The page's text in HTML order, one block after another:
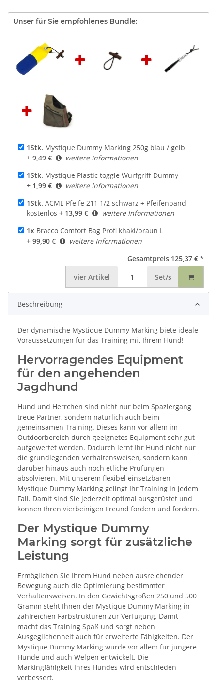
Unser für Sie empfohlenes Bundle:
1Stk. Mystique Dummy Marking 250g blau / gelb
+ 9,49 €
weitere Informationen
1Stk. Mystique Plastic toggle Wurfgriff Dummy
+ 1,99 €
weitere Informationen
1Stk. ACME Pfeife 211 1/2 schwarz + Pfeifenband
kostenlos + 13,99 €
weitere Informationen
1x Bracco Comfort Bag Profi khaki/braun L
+ 99,90 €
weitere Informationen
Gesamtpreis 125,37 € *
vier Artikel Set/s
Beschreibung
Der dynamische Mystique Dummy Marking biete ideale
Voraussetzungen für das Training mit Ihrem Hund!
Hervorragendes Equipment
für den angehenden
Jagdhund
Hund und Herrchen sind nicht nur beim Spaziergang
treue Partner, sondern natürlich auch beim
gemeinsamen Training. Dieses kann vor allem im
Outdoorbereich durch geeignetes Equipment sehr gut
aufgewertet werden. Dadurch lernt Ihr Hund nicht nur
die grundlegenden Verhaltensweisen, sondern kann
darüber hinaus auch noch etliche Prüfungen
absolvieren. Mit unserem flexibel einsetzbaren
Mystique Dummy Marking gelingt Ihr Training in jedem
Fall. Damit sind Sie jederzeit optimal ausgerüstet und
können Ihren vierbeinigen Freund fordern und fördern.
Der Mystique Dummy
Marking sorgt für zusätzliche
Leistung
Ermöglichen Sie Ihrem Hund neben ausreichender
Bewegung auch die Optimierung bestimmter
Verhaltensweisen. In den Gewichtsgrößen 250 und 500
Gramm steht Ihnen der Mystique Dummy Marking in
zahlreichen Farbstrukturen zur Verfügung. Damit
macht das Training Spaß und sorgt neben
Ausgeglichenheit auch für erweiterte Fähigkeiten. Der
Mystique Dummy Marking wurde vor allem für jüngere
Hunde und auch Welpen entwickelt. Die
Markingfähigkeit Ihres Hundes wird entschieden
verbessert.